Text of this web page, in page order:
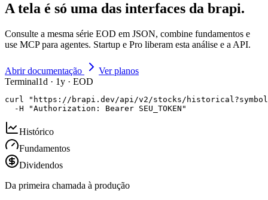
A tela é só uma das interfaces da brapi.
Consulte a mesma série EOD em JSON, combine fundamentos e
use MCP para agentes. Startup e Pro liberam esta análise e a API.
Abrir documentação
Ver planos
Terminal1d · 1y · EOD
curl "https://brapi.dev/api/v2/stocks/
  -H "Authorization: Bearer SEU_TOKEN"
Histórico
Fundamentos
Dividendos
Da primeira chamada à produção